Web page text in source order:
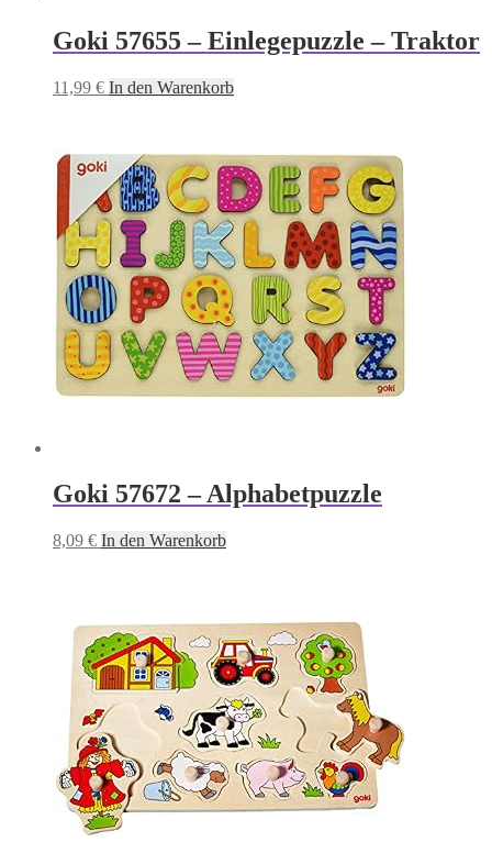
Goki 57655 – Einlegepuzzle – Traktor
11,99 € In den Warenkorb
Goki 57672 – Alphabetpuzzle
8,09 € In den Warenkorb